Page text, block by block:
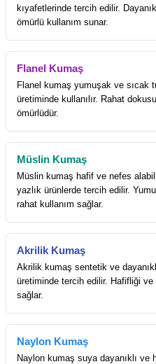
kıyafetlerinde tercih edilir.
ömürlü kullanım sunar.
Flanel Kumaş
Flanel kumaş yumuşak ve sıcak
üretiminde kullanılır. Rahat
ömürlüdür.
Müslin Kumaş
Müslin kumaş hafif ve nefes
yazlık ürünlerde tercih edilir.
rahat kullanım sağlar.
Akrilik Kumaş
Akrilik kumaş sentetik ve
üretiminde tercih edilir. Hafifliği
sağlar.
Naylon Kumaş
Naylon kumaş suya dayanıklı ve